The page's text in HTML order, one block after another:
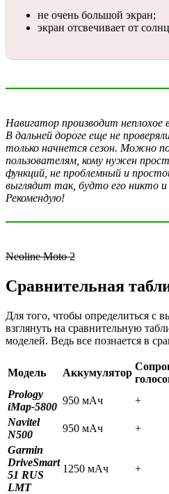
не очень большой экран;
экран отсвечивает от
Навигатор производит неплохое
В дальней дороге еще не
только начнется сезон. Можно
пользователям, кому нужен
функций, не проблемный и
выглядит так, будто его никто и
Рекомендую!
Neoline Moto 2
Сравнительная
Для того, чтобы определиться с
взглянуть на сравнительную
моделей. Ведь все познается в
Модель Аккумулятор
Prology
iMap-5800
950 мАч +
Navitel
N500
950 мАч +
Garmin
DriveSmart
51 RUS
LMT
1250 мАч +